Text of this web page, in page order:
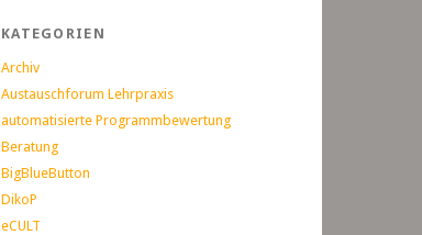
KATEGORIEN
Archiv
Austauschforum Lehrpraxis
automatisierte Programmbewertung
Beratung
BigBlueButton
DikoP
eCULT